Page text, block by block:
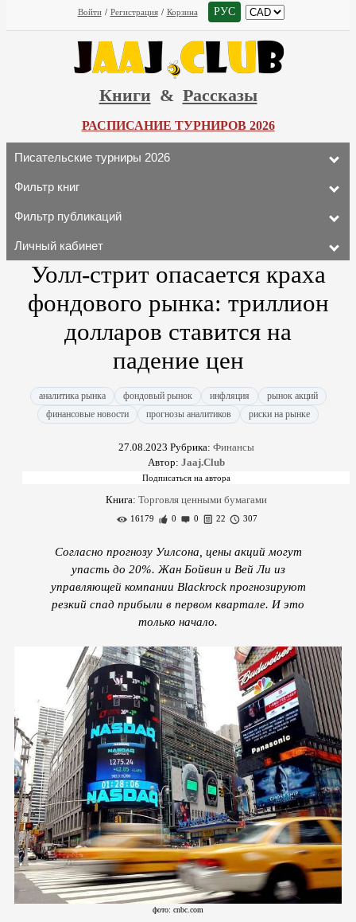
Войти / Регистрация / Корзина РУС
Книги & Рассказы
РАСПИСАНИЕ ТУРНИРОВ 2026
Писательские турниры 2026
Фильтр книг
Фильтр публикаций
Личный кабинет
Уолл-стрит опасается краха
фондового рынка: триллион
долларов ставится на
падение цен
аналитика рынка фондовый рынок инфляция
рынок акций
финансовые новости
прогнозы аналитиков риски на рынке
27.08.2023 Рубрика: Финансы
Автор: Jaaj.Club
Книга: Торговля ценными бумагами
16179 0 0 22 307
Согласно прогнозу Уилсона, цены акций могут
упасть до 20%. Жан Бойвин и Вей Ли из
управляющей компании Blackrock прогнозируют
резкий спад прибыли в первом квартале. И это
только начало.
фото: cnbc.com